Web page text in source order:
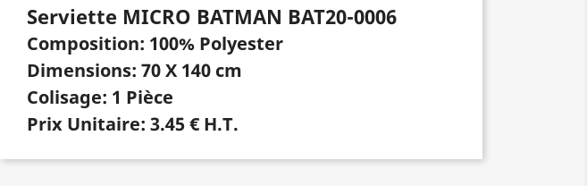
Serviette MICRO BATMAN BAT20-0006
Composition: 100% Polyester
Dimensions: 70 X 140 cm
Colisage: 1 Pièce
Prix Unitaire: 3.45 € H.T.